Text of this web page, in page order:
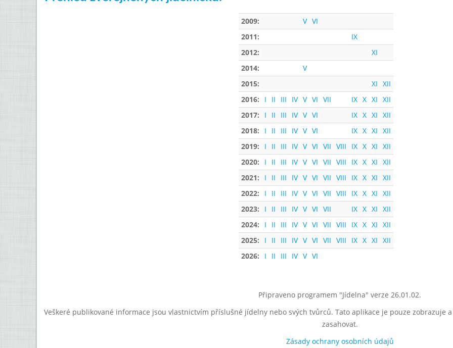
2009: V VI
2011:
IX
2012:
XI
2014:
V
2015:
XI XII
2016:
I II III IV V VI VII IX X XI XII
2017:
I II III IV V VI IX X XI XII
2018:
I II III IV V VI IX X XI XII
2019:
I II III IV V VI VII VIII IX X XI XII
2020:
I II III IV V VI VII VIII IX X XI XII
2021:
I II III IV V VI VII VIII IX X XI XII
2022:
I II III IV V VI VII VIII IX X XI XII
2023:
I II III IV V VI VII IX X XI XII
2024:
I II III IV V VI VII VIII IX X XI XII
2025:
I II III IV V VI VII VIII IX X XI XII
2026:
I II III IV V VI
Připraveno programem "Jídelna" verze 26.01.02.
Veškeré publikované informace jsou vlastnictvím příslušné jídelny nebo svých tvůrců. Tato aplikace je pouze zobrazuje
zasahovat.
Zásady ochrany osobních údajů